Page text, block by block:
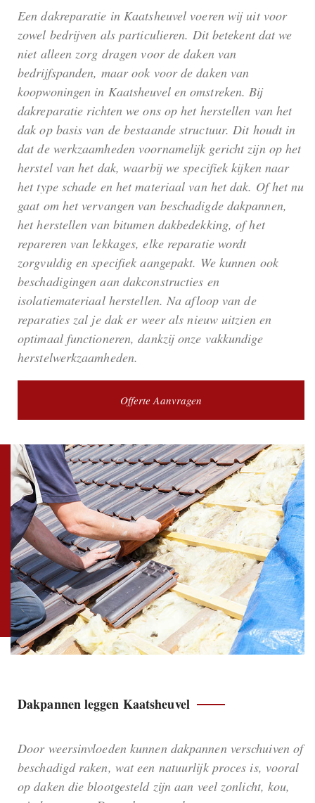
Een dakreparatie in Kaatsheuvel voeren wij uit voor
zowel bedrijven als particulieren. Dit betekent dat we
niet alleen zorg dragen voor de daken van
bedrijfspanden, maar ook voor de daken van
koopwoningen in Kaatsheuvel en omstreken. Bij
dakreparatie richten we ons op het herstellen van het
dak op basis van de bestaande structuur. Dit houdt in
dat de werkzaamheden voornamelijk gericht zijn op het
herstel van het dak, waarbij we specifiek kijken naar
het type schade en het materiaal van het dak. Of het nu
gaat om het vervangen van beschadigde dakpannen,
het herstellen van bitumen dakbedekking, of het
repareren van lekkages, elke reparatie wordt
zorgvuldig en specifiek aangepakt. We kunnen ook
beschadigingen aan dakconstructies en
isolatiemateriaal herstellen. Na afloop van de
reparaties zal je dak er weer als nieuw uitzien en
optimaal functioneren, dankzij onze vakkundige
herstelwerkzaamheden.
Offerte Aanvragen
Dakpannen leggen Kaatsheuvel
Door weersinvloeden kunnen dakpannen verschuiven of
beschadigd raken, wat een natuurlijk proces is, vooral
op daken die blootgesteld zijn aan veel zonlicht, kou,